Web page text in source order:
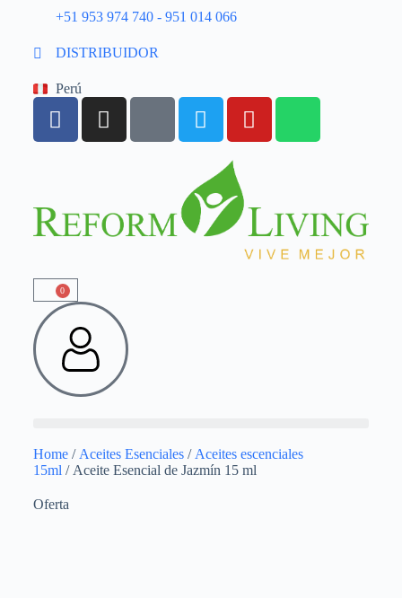
+51 953 974 740 - 951 014 066
DISTRIBUIDOR
Perú
0
Home/ Aceites Esenciales/ Aceites escenciales
15ml / Aceite Esencial de Jazmín 15 ml
Oferta